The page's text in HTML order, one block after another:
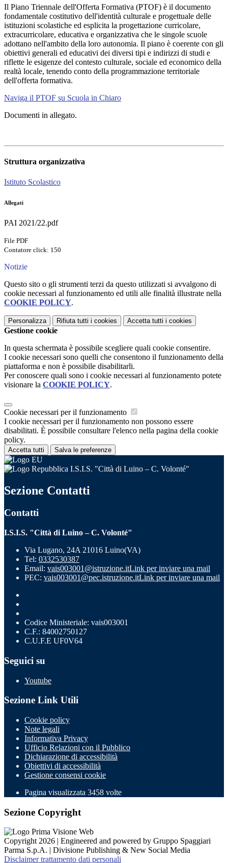
Il Piano Triennale dell'Offerta Formativa (PTOF) è il documento
fondamentale costitutivo dell'identità culturale e progettuale delle
istituzioni scolastiche ed esplicita la progettazione curricolare,
extracurricolare, educativa e organizzativa che le singole scuole
adottano nell'ambito della loro autonomia. Il piano è coerente con gli
obiettivi generali ed educativi dei diversi tipi e indirizzi di studi e
riflette le esigenze del contesto culturale, sociale ed economico della
realtà locale, tenendo conto della programmazione territoriale
dell'offerta formativa.
Naviga il PTOF su Scuola in Chiaro
Documenti in allegato.
Struttura organizzativa
Istituto Scolastico
Allegati
PAI 2021/22.pdf
File PDF
Contatore click: 150
Notizie
Questo sito o gli strumenti terzi da questo utilizzati si avvalgono di
cookie necessari al funzionamento ed utili alle finalità illustrate nella
COOKIE POLICY.
Personalizza Rifiuta tutti i cookies Accetta tutti i cookies
Gestione cookie
In questa schermata è possibile scegliere quali cookie consentire.
I cookie necessari sono quelli che consentono il funzionamento della
piattaforma e non è possibile disabilitarli.
Per conoscere quali sono i cookie necessari al funzionamento potete
visionare la COOKIE POLICY.
Cookie necessari per il funzionamento
I cookie necessari per il funzionamento non possono essere
disabilitati. È possibile consultare l'elenco nella pagina della cookie
policy.
Accetta tutti Salva le preferenze
I.S.I.S. "Città di Luino – C. Volonté"
Sezione Contatti
Contatti
I.S.I.S. "Città di Luino – C. Volonté"
Via Lugano, 24A 21016 Luino(VA)
Tel: 0332530387
Email: vais003001@istruzione.itLink per inviare una mail
PEC: vais003001@pec.istruzione.itLink per inviare una mail
Codice Ministeriale: vais003001
C.F.: 84002750127
C.U.F.E UF0V64
Seguici su
Youtube
Sezione Link Utili
Cookie policy
Note legali
Informativa Privacy
Ufficio Relazioni con il Pubblico
Dichiarazione di accessibilità
Obiettivi di accessibilità
Gestione consensi cookie
Pagina visualizzata 3458 volte
Sezione Copyright
Copyright 2026 | Engineered and powered by Gruppo Spaggiari
Parma S.p.A. | Divisione Publishing & New Social Media
Disclaimer trattamento dati personali